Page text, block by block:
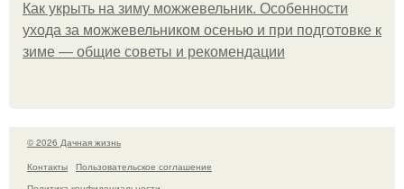
Как укрыть на зиму можжевельник. Особенности
ухода за можжевельником осенью и при подготовке к
зиме — общие советы и рекомендации
© 2026 Дачная жизнь
Контакты
Пользовательское соглашение